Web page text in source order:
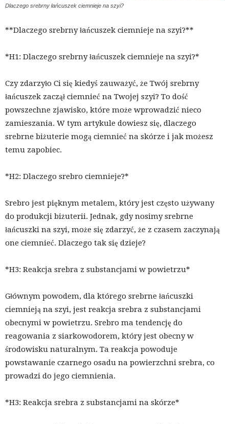
Dlaczego srebrny łańcuszek ciemnieje na szyi?
**Dlaczego srebrny łańcuszek ciemnieje na szyi?**
*H1: Dlaczego srebrny łańcuszek ciemnieje na szyi?*
Czy zdarzyło Ci się kiedyś zauważyć, że Twój srebrny
łańcuszek zaczął ciemnieć na Twojej szyi? To dość
powszechne zjawisko, które może wprowadzić nieco
zamieszania. W tym artykule dowiesz się, dlaczego
srebrne biżuterie mogą ciemnieć na skórze i jak możesz
temu zapobiec.
*H2: Dlaczego srebro ciemnieje?*
Srebro jest pięknym metalem, który jest często używany
do produkcji biżuterii. Jednak, gdy nosimy srebrne
łańcuszki na szyi, może się zdarzyć, że z czasem zaczynają
one ciemnieć. Dlaczego tak się dzieje?
*H3: Reakcja srebra z substancjami w powietrzu*
Głównym powodem, dla którego srebrne łańcuszki
ciemnieją na szyi, jest reakcja srebra z substancjami
obecnymi w powietrzu. Srebro ma tendencję do
reagowania z siarkowodorem, który jest obecny w
środowisku naturalnym. Ta reakcja powoduje
powstawanie czarnego osadu na powierzchni srebra, co
prowadzi do jego ciemnienia.
*H3: Reakcja srebra z substancjami na skórze*